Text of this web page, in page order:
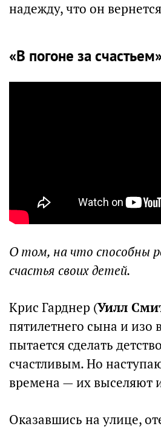
надежду, что он
«В погоне за
О том, на что способны
счастья своих детей.
Крис Гарднер (Уилл
пятилетнего сына и изо
пытается сделать
счастливым. Но
времена — их выселяют
Оказавшись на улице,